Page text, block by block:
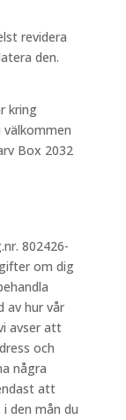
revidera
den.
kring
välkommen
Box 2032
802426-
om dig
av hur vår
avser att
och
några
att
den mån du